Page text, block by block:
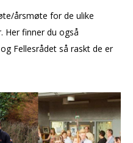
årsmøte for de ulike
Her finner du også
Fellesrådet så raskt de er